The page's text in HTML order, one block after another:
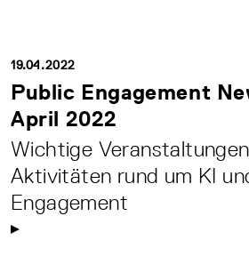
19.04.2022
Public Engagement
April 2022
Wichtige
Aktivitäten rund um KI
Engagement